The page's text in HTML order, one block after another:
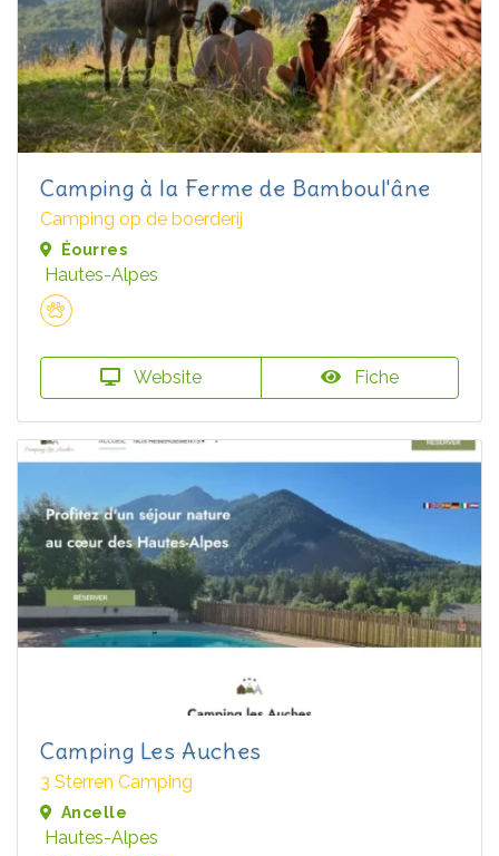
Camping à la Ferme de Bamboul'âne
Camping op de boerderij
Éourres
Hautes-Alpes
Website Fiche
Camping Les Auches
3 Sterren Camping
Ancelle
Hautes-Alpes